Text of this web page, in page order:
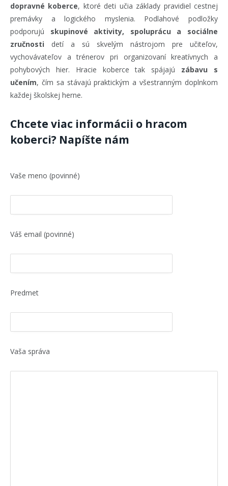
dopravné koberce, ktoré deti učia základy pravidiel cestnej
premávky a logického myslenia. Podlahové podložky
podporujú skupinové aktivity, spoluprácu a sociálne
zručnosti detí a sú skvelým nástrojom pre učiteľov,
vychovávateľov a trénerov pri organizovaní kreatívnych a
pohybových hier. Hracie koberce tak spájajú zábavu s
učením, čím sa stávajú praktickým a všestranným doplnkom
každej školskej herne.
Chcete viac informácii o hracom
koberci? Napíšte nám
Vaše meno (povinné)
Váš email (povinné)
Predmet
Vaša správa